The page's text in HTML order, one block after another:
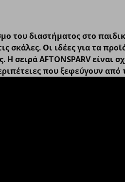
του διαστήματος στο
Οι ιδέες για τα
σειρά AFTONSPARV είναι
που ξεφεύγουν από